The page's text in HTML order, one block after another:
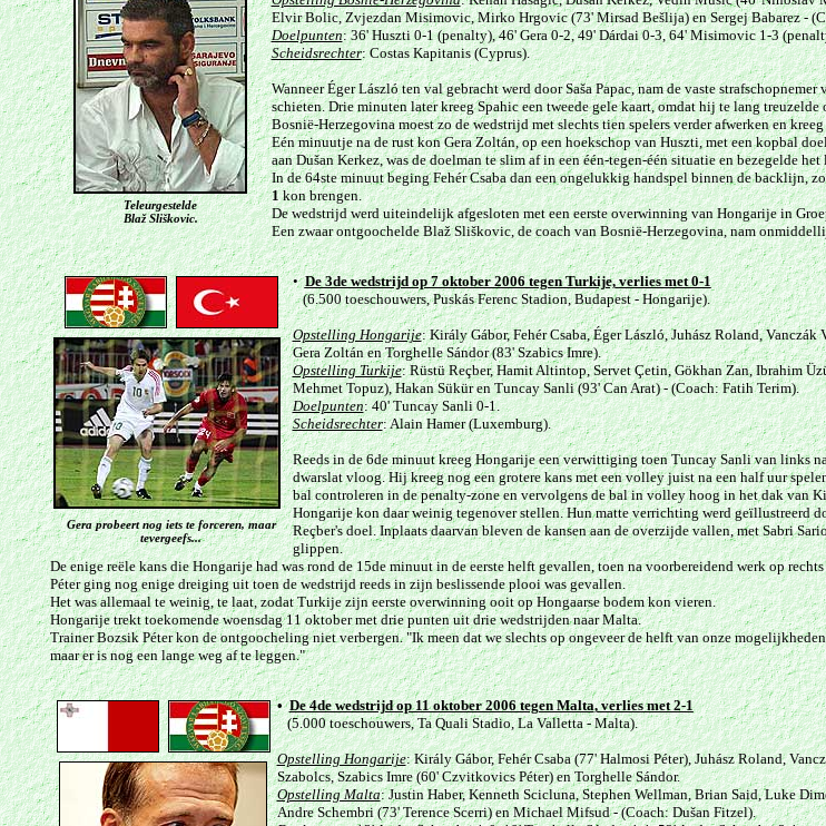
Teleurgestelde
Blaž Sliškovic.
Elvir Bolic, Zvjezdan Misimovic, Mirko Hrgovic (73' Mirsad Bešlija) en Sergej Babarez -
Doelpunten: 36' Huszti 0-1 (penalty), 46' Gera 0-2, 49' Dárdai 0-3, 64' Misimovic 1-3
Scheidsrechter: Costas Kapitanis (Cyprus).
Wanneer Éger László ten val gebracht werd door Saša Papac, nam de vaste
schieten. Drie minuten later kreeg Spahic een tweede gele kaart, omdat hij te lang
Bosnië-Herzegovina moest zo de wedstrijd met slechts tien spelers verder afwerken en
Eén minuutje na de rust kon Gera Zoltán, op een hoekschop van Huszti, met een kopbal
aan Dušan Kerkez, was de doelman te slim af in een één-tegen-één situatie en bezegelde
In de 64ste minuut beging Fehér Csaba dan een ongelukkig handspel binnen de
1kon brengen.
De wedstrijd werd uiteindelijk afgesloten met een eerste overwinning van Hongarije in
Een zwaar ontgoochelde Blaž Sliškovic, de coach van Bosnië-Herzegovina, nam
Gera probeert nog iets te forceren, maar
tevergeefs...
•De 3de wedstrijd op 7 oktober 2006 tegen Turkije, verlies met 0-1
(6.500 toeschouwers, Puskás Ferenc Stadion, Budapest - Hongarije).
Opstelling Hongarije: Király Gábor, Fehér Csaba, Éger László, Juhász Roland,
Gera Zoltán en Torghelle Sándor (83' Szabics Imre).
Opstelling Turkije: Rüstü Reçber, Hamit Altintop, Servet Çetin, Gökhan Zan, Ibrahim
Mehmet Topuz), Hakan Sükür en Tuncay Sanli (93' Can Arat) - (Coach: Fatih Terim).
Doelpunten: 40' Tuncay Sanli 0-1.
Scheidsrechter: Alain Hamer (Luxemburg).
Reeds in de 6de minuut kreeg Hongarije een verwittiging toen Tuncay Sanli van links
dwarslat vloog. Hij kreeg nog een grotere kans met een volley juist na een half uur
bal controleren in de penalty-zone en vervolgens de bal in volley hoog in het dak van
Hongarije kon daar weinig tegenover stellen.Hun matte verrichting werd geïllustreerd
Reçber's doel. Inplaats daarvan bleven de kansen aan de overzijde vallen, met Sabri
glippen.
De enige reële kans die Hongarije had was rond de 15de minuut in de eerste helft gevallen, toen na voorbereidend werk op
Péter ging nog enige dreiging uit toen de wedstrijd reeds in zijn beslissende plooi was gevallen.
Het was allemaal te weinig, te laat, zodat Turkije zijn eerste overwinning ooit op Hongaarse bodem kon vieren.
Hongarije trekt toekomende woensdag 11 oktober met drie punten uit drie wedstrijden naar Malta.
Trainer Bozsik Péter kon de ontgoocheling niet verbergen. "Ik meen dat we slechts op ongeveer de helft van onze
maar er is nog een lange weg af te leggen."
•De 4de wedstrijd op 11 oktober 2006 tegen Malta, verlies met 2-1
(5.000 toeschouwers, Ta Quali Stadio, La Valletta - Malta).
Opstelling Hongarije: Király Gábor, Fehér Csaba (77' Halmosi Péter), Juhász Roland,
Szabolcs, Szabics Imre (60' Czvitkovics Péter) en Torghelle Sándor.
Opstelling Malta: Justin Haber, Kenneth Scicluna, Stephen Wellman, Brian Said, Luke
Andre Schembri (73' Terence Scerri) en Michael Mifsud - (Coach: Dušan Fitzel).